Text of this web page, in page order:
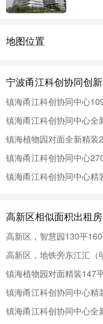
地图位置
宁波甬江科创协同创
镇海甬江科创协同中心
镇海植物园对面全新精装
镇海甬江科创协同中心
高新区相似面积出租房